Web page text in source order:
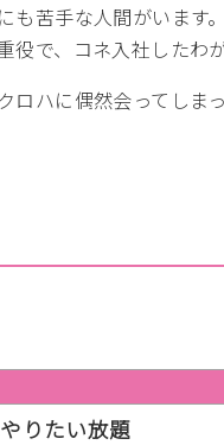
も苦手な人間がいます。
役で、コネ入社したわ
ロハに偶然会ってしま
りたい放題